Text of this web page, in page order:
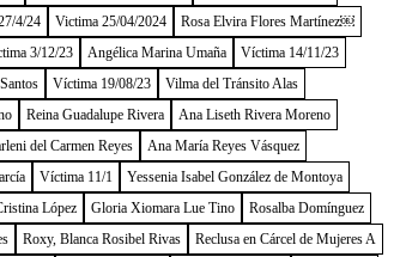
4/24 Victima 25/04/2024
Rosa Elvira Flores Martínez￼
3/12/23 Angélica Marina Umaña
Víctima 14/11/23
Víctima 19/08/23
Vilma del Tránsito Alas
Reina Guadalupe Rivera
Ana Liseth Rivera Moreno
del Carmen Reyes
Ana María Reyes Vásquez
Víctima 11/1
Yessenia Isabel González de Montoya
López Gloria Xiomara Lue Tino
Rosalba Domínguez
Roxy, Blanca Rosibel Rivas
Reclusa en Cárcel de Mujeres A